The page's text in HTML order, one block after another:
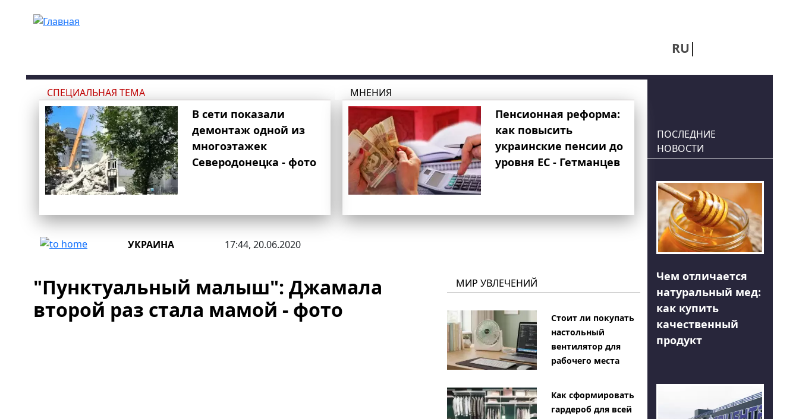
RU
СПЕЦИАЛЬНАЯ ТЕМА
В сети показали
демонтаж одной из
многоэтажек
Северодонецка - фото
МНЕНИЯ
Пенсионная реформа:
как повысить
украинские пенсии до
уровня ЕС - Гетманцев
УКРАИНА 17:44, 20.06.2020
"Пунктуальный малыш": Джамала
второй раз стала мамой - фото
МИР УВЛЕЧЕНИЙ
Стоит ли покупать
настольный
вентилятор для
рабочего места
Как сформировать
гардероб для всей
ПОСЛЕДНИЕ
НОВОСТИ
Чем отличается
натуральный мед:
как купить
качественный
продукт